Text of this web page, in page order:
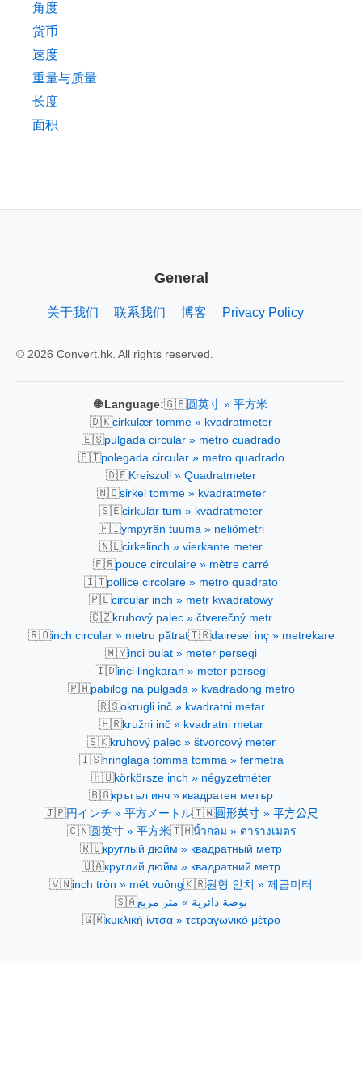
角度
货币
速度
重量与质量
长度
面积
General
关于我们 联系我们 博客 Privacy Policy
© 2026 Convert.hk. All rights reserved.
🌐 Language:🇬🇧圆英寸 » 平方米
🇩🇰cirkulær tomme » kvadratmeter
🇪🇸pulgada circular » metro cuadrado
🇵🇹polegada circular » metro quadrado
🇩🇪Kreiszoll » Quadratmeter
🇳🇴sirkel tomme » kvadratmeter
🇸🇪cirkulär tum » kvadratmeter
🇫🇮ympyrän tuuma » neliömetri
🇳🇱cirkelinch » vierkante meter
🇫🇷pouce circulaire » mètre carré
🇮🇹pollice circolare » metro quadrato
🇵🇱circular inch » metr kwadratowy
🇨🇿kruhový palec » čtverečný metr
🇷🇴inch circular » metru pătrat🇹🇷dairesel inç » metrekare
🇲🇾inci bulat » meter persegi
🇮🇩inci lingkaran » meter persegi
🇵🇭pabilog na pulgada » kvadradong metro
🇷🇸okrugli inč » kvadratni metar
🇭🇷kružni inč » kvadratni metar
🇸🇰kruhový palec » štvorcový meter
🇮🇸hringlaga tomma tomma » fermetra
🇭🇺körkörsze inch » négyzetméter
🇧🇬кръгъл инч » квадратен метър
🇯🇵円インチ » 平方メートル🇹🇼圓形英寸 » 平方公尺
🇨🇳圆英寸 » 平方米🇹🇭นิ้วกลม » ตารางเมตร
🇷🇺круглый дюйм » квадратный метр
🇺🇦круглий дюйм » квадратний метр
🇻🇳inch tròn » mét vuông🇰🇷원형 인치 » 제곱미터
🇸🇦بوصة دائرية » متر مربع
🇬🇷κυκλική ίντσα » τετραγωνικό μέτρο